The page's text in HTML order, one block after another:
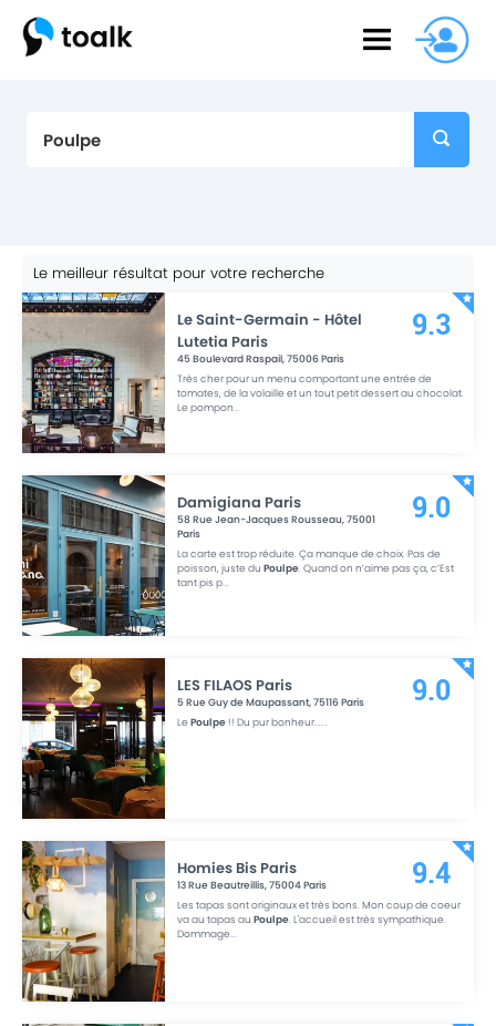
Le meilleur résultat pour votre recherche
Le Saint-Germain - Hôtel
Lutetia Paris
45 Boulevard Raspail,75006Paris
Très cher pour un menu comportant une entrée de
tomates, de la volaille et un tout petit dessert au chocolat.
Le pompon...
9.3
Damigiana Paris
58 Rue Jean-Jacques Rousseau,75001
Paris
La carte est trop réduite. Ça manque de choix. Pas de
poisson, juste duPoulpe. Quand on n’aime pas ça, c’Est
tant pis p...
9.0
LES FILAOS Paris
5 Rue Guy de Maupassant,75116Paris
LePoulpe !! Du pur bonheur......
9.0
Homies Bis Paris
13 Rue Beautreillis,75004Paris
Les tapas sont originaux et très bons. Mon coup de coeur
va au tapas auPoulpe. L'accueil est très sympathique.
Dommage...
9.4